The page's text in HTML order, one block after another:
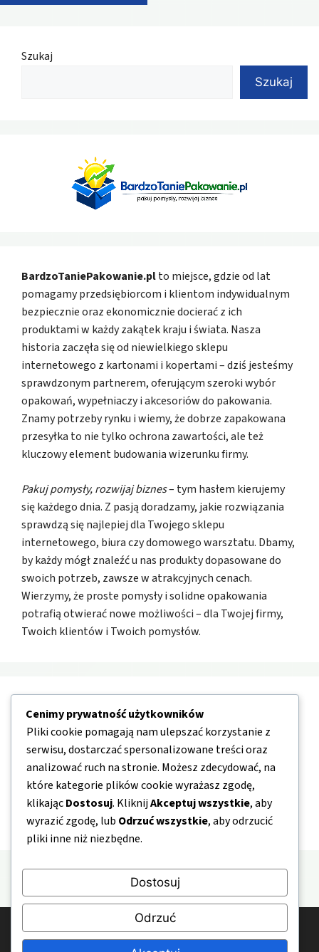
Szukaj
Szukaj
BardzoTaniePakowanie.plto miejsce, gdzie od lat
pomagamy przedsiębiorcom i klientom indywidualnym
bezpiecznie oraz ekonomicznie docierać z ich
produktami w każdy zakątek kraju i świata. Nasza
historia zaczęła się od niewielkiego sklepu
internetowego z kartonami i kopertami – dziś jesteśmy
sprawdzonym partnerem, oferującym szeroki wybór
opakowań, wypełniaczy i akcesoriów do pakowania.
Znamy potrzeby rynku i wiemy, że dobrze zapakowana
przesyłka to nie tylko ochrona zawartości, ale też
kluczowy element budowania wizerunku firmy.
Pakuj pomysły, rozwijaj biznes– tym hasłem kierujemy
się każdego dnia. Z pasją doradzamy, jakie rozwiązania
sprawdzą się najlepiej dla Twojego sklepu
internetowego, biura czy domowego warsztatu. Dbamy,
by każdy mógł znaleźć u nas produkty dopasowane do
swoich potrzeb, zawsze w atrakcyjnych cenach.
Wierzymy, że proste pomysły i solidne opakowania
potrafią otwierać nowe możliwości – dla Twojej firmy,
Twoich klientów i Twoich pomysłów.
Nawigacja
O nas
Kontakt
Mapa strony
Polityka prywatności
© 2026 BardzoTaniePakowanie.pl
Cenimy prywatność użytkowników
Pliki cookie pomagają nam ulepszać korzystanie z
serwisu, dostarczać spersonalizowane treści oraz
analizować ruch na stronie. Możesz zdecydować, na
które kategorie plików cookie wyrażasz zgodę,
klikającDostosuj. KliknijAkceptuj wszystkie, aby
wyrazić zgodę, lub Odrzuć wszystkie, aby odrzucić
pliki inne niż niezbędne.
Dostosuj
Odrzuć